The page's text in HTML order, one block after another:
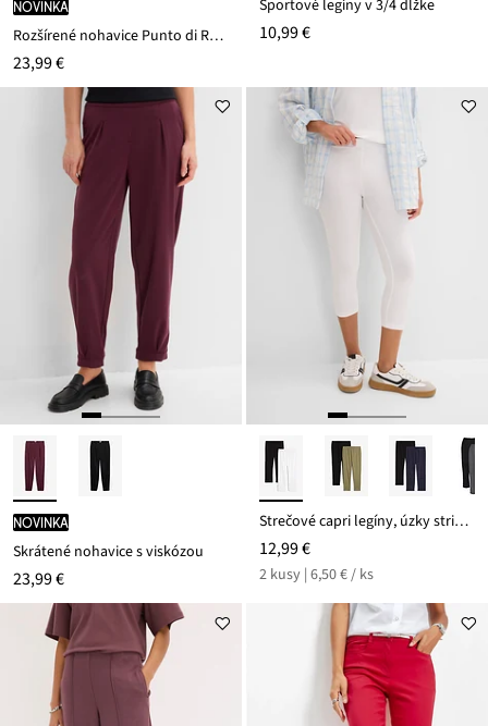
novinka
Rozšírené nohavice Punto di Roma
23,99 €
Športové legíny v 3/4 dĺžke
10,99 €
novinka
Skrátené nohavice s viskózou
23,99 €
Strečové capri legíny, úzky strih (2 ks)
12,99 €
2 kusy | 6,50 € / ks